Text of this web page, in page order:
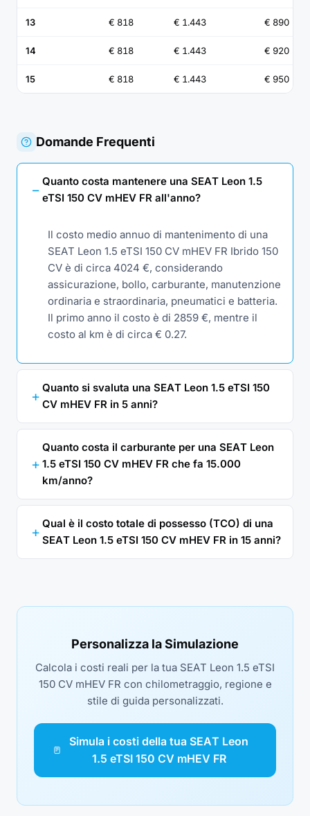
13 € 818 € 1.443 € 890
14 € 818 € 1.443 € 920
15 € 818 € 1.443 € 950
Domande Frequenti
Quanto costa mantenere una SEAT Leon 1.5
eTSI 150 CV mHEV FR all'anno?
Il costo medio annuo di mantenimento di una
SEAT Leon 1.5 eTSI 150 CV mHEV FR Ibrido 150
CV è di circa 4024 €, considerando
assicurazione, bollo, carburante, manutenzione
ordinaria e straordinaria, pneumatici e batteria.
Il primo anno il costo è di 2859 €, mentre il
costo al km è di circa € 0.27.
Quanto si svaluta una SEAT Leon 1.5 eTSI 150
CV mHEV FR in 5 anni?
Quanto costa il carburante per una SEAT Leon
1.5 eTSI 150 CV mHEV FR che fa 15.000
km/anno?
Qual è il costo totale di possesso (TCO) di una
SEAT Leon 1.5 eTSI 150 CV mHEV FR in 15 anni?
Personalizza la Simulazione
Calcola i costi reali per la tua SEAT Leon 1.5 eTSI
150 CV mHEV FR con chilometraggio, regione e
stile di guida personalizzati.
Simula i costi della tua SEAT Leon
1.5 eTSI 150 CV mHEV FR